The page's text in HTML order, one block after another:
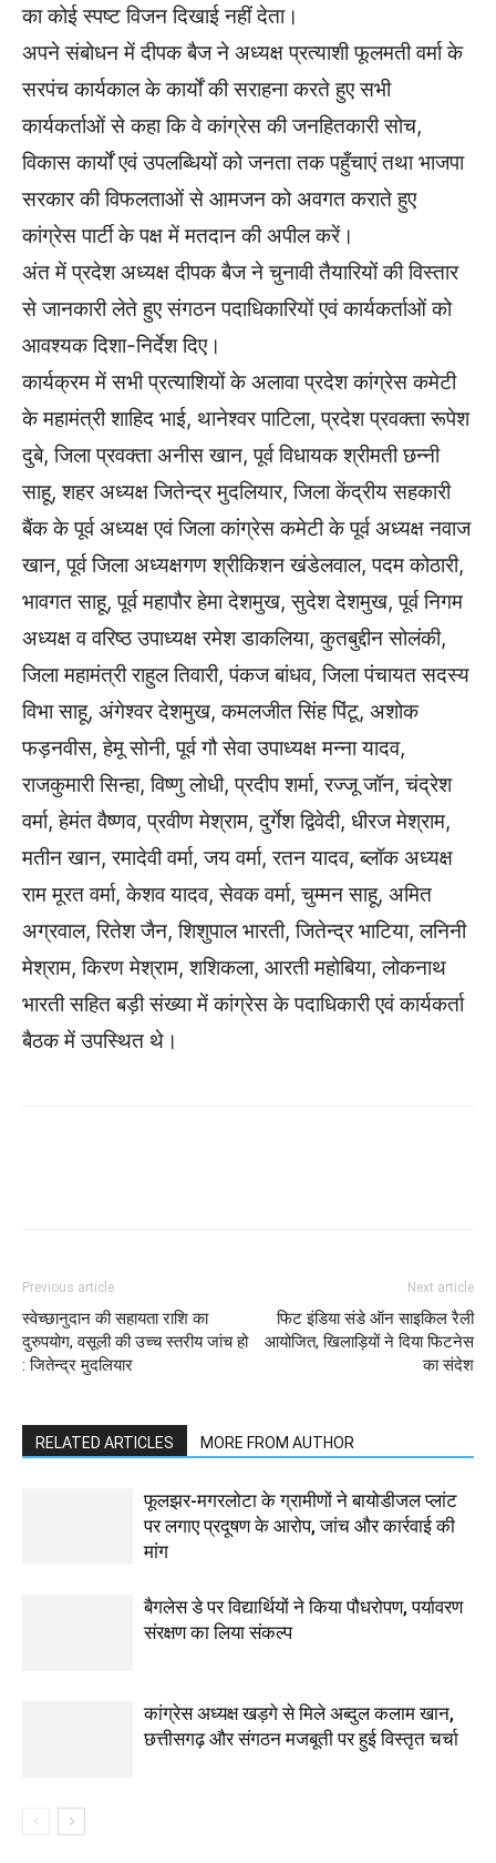
का कोई स्पष्ट विजन दिखाई नहीं देता।
अपने संबोधन में दीपक बैज ने अध्यक्ष प्रत्याशी फूलमती वर्मा के
सरपंच कार्यकाल के कार्यों की सराहना करते हुए सभी
कार्यकर्ताओं से कहा कि वे कांग्रेस की जनहितकारी सोच,
विकास कार्यों एवं उपलब्धियों को जनता तक पहुँचाएं तथा भाजपा
सरकार की विफलताओं से आमजन को अवगत कराते हुए
कांग्रेस पार्टी के पक्ष में मतदान की अपील करें।
अंत में प्रदेश अध्यक्ष दीपक बैज ने चुनावी तैयारियों की विस्तार
से जानकारी लेते हुए संगठन पदाधिकारियों एवं कार्यकर्ताओं को
आवश्यक दिशा-निर्देश दिए।
कार्यक्रम में सभी प्रत्याशियों के अलावा प्रदेश कांग्रेस कमेटी
के महामंत्री शाहिद भाई, थानेश्वर पाटिला, प्रदेश प्रवक्ता रूपेश
दुबे, जिला प्रवक्ता अनीस खान, पूर्व विधायक श्रीमती छन्नी
साहू, शहर अध्यक्ष जितेन्द्र मुदलियार, जिला केंद्रीय सहकारी
बैंक के पूर्व अध्यक्ष एवं जिला कांग्रेस कमेटी के पूर्व अध्यक्ष नवाज
खान, पूर्व जिला अध्यक्षगण श्रीकिशन खंडेलवाल, पदम कोठारी,
भावगत साहू, पूर्व महापौर हेमा देशमुख, सुदेश देशमुख, पूर्व निगम
अध्यक्ष व वरिष्ठ उपाध्यक्ष रमेश डाकलिया, कुतबुद्दीन सोलंकी,
जिला महामंत्री राहुल तिवारी, पंकज बांधव, जिला पंचायत सदस्य
विभा साहू, अंगेश्वर देशमुख, कमलजीत सिंह पिंटू, अशोक
फड़नवीस, हेमू सोनी, पूर्व गौ सेवा उपाध्यक्ष मन्ना यादव,
राजकुमारी सिन्हा, विष्णु लोधी, प्रदीप शर्मा, रज्जू जॉन, चंद्रेश
वर्मा, हेमंत वैष्णव, प्रवीण मेश्राम, दुर्गेश द्विवेदी, धीरज मेश्राम,
मतीन खान, रमादेवी वर्मा, जय वर्मा, रतन यादव, ब्लॉक अध्यक्ष
राम मूरत वर्मा, केशव यादव, सेवक वर्मा, चुम्मन साहू, अमित
अग्रवाल, रितेश जैन, शिशुपाल भारती, जितेन्द्र भाटिया, लनिनी
मेश्राम, किरण मेश्राम, शशिकला, आरती महोबिया, लोकनाथ
भारती सहित बड़ी संख्या में कांग्रेस के पदाधिकारी एवं कार्यकर्ता
बैठक में उपस्थित थे।
Previous article
स्वेच्छानुदान की सहायता राशि का
दुरुपयोग, वसूली की उच्च स्तरीय जांच हो
: जितेन्द्र मुदलियार
Next article
फिट इंडिया संडे ऑन साइकिल रैली
आयोजित, खिलाड़ियों ने दिया फिटनेस
का संदेश
RELATED ARTICLES MORE FROM AUTHOR
फूलझर-मगरलोटा के ग्रामीणों ने बायोडीजल प्लांट
पर लगाए प्रदूषण के आरोप, जांच और कार्रवाई की
मांग
बैगलेस डे पर विद्यार्थियों ने किया पौधरोपण, पर्यावरण
संरक्षण का लिया संकल्प
कांग्रेस अध्यक्ष खड़गे से मिले अब्दुल कलाम खान,
छत्तीसगढ़ और संगठन मजबूती पर हुई विस्तृत चर्चा